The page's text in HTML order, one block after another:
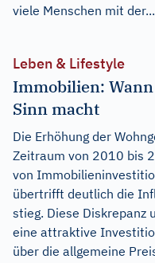
viele Menschen mit der...
Leben & Lifestyle
Immobilien:
Sinn macht
Die Erhöhung der
Zeitraum von 2010 bis
von
übertrifft deutlich die
stieg. Diese
eine attraktive
über die allgemeine